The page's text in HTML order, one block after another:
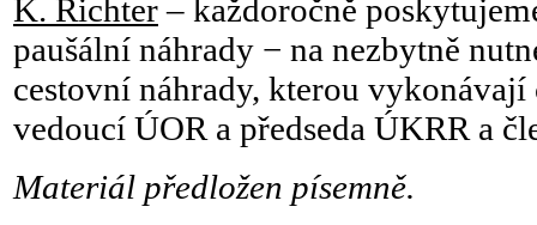
K. Richter– každoročně
paušální náhrady − na nezbytně
cestovní náhrady, kterou
vedoucí ÚOR a předseda ÚKRR a
Materiál předložen písemně.